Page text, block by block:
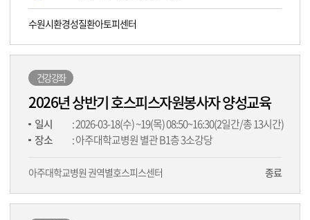
수원시환경성질환아토피센터
건강강좌
2026년 상반기 호스피스자원봉사자 양성교육
일시
: 2026-03-18(수) ~19(목) 08:50~16:30(2일간/총 13시간)
장소
: 아주대학교병원 별관 B1층 3소강당
아주대학교병원 권역별호스피스센터 종료